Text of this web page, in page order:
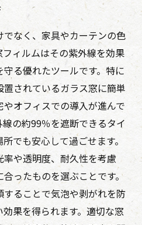
なく、家具やカーテンの色
ィルムはその紫外線を効果
る優れたツールです。特に
されているガラス窓に簡単
オフィスでの導入が進んで
の約99％を遮断できるタイ
でも安心して過ごせます。
や透明度、耐久性を考慮
ったものを選ぶことです。
ることで気泡や剥がれを防
果を得られます。適切な窓